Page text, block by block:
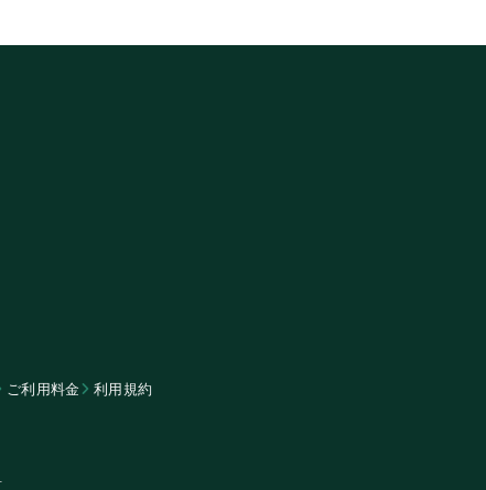
​ご利用料金 利用規約